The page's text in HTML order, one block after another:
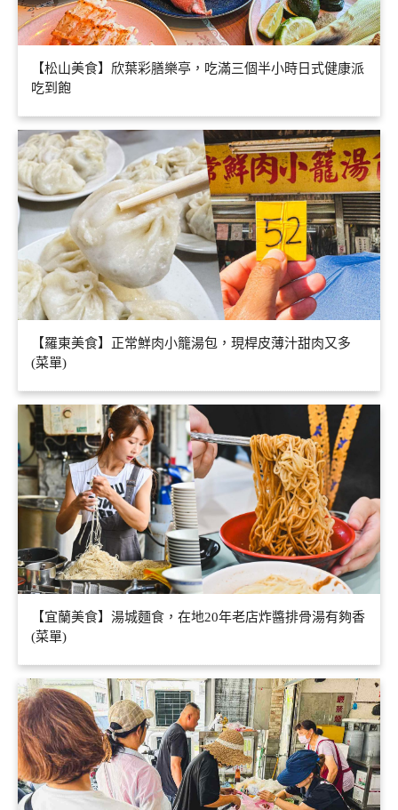
【松山美食】欣葉彩膳樂亭，吃滿三個半小時日式健康派
吃到飽
【羅東美食】正常鮮肉小籠湯包，現桿皮薄汁甜肉又多
(菜單)
【宜蘭美食】湯城麵食，在地20年老店炸醬排骨湯有夠香
(菜單)